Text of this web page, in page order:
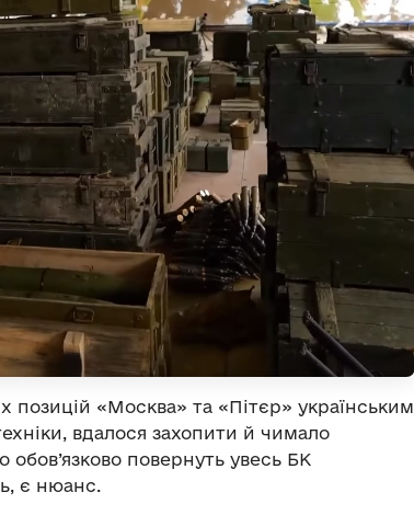
позицій «Москва» та «Пітєр» українським
вдалося захопити й чимало
обов’язково повернуть увесь БК
є нюанс.